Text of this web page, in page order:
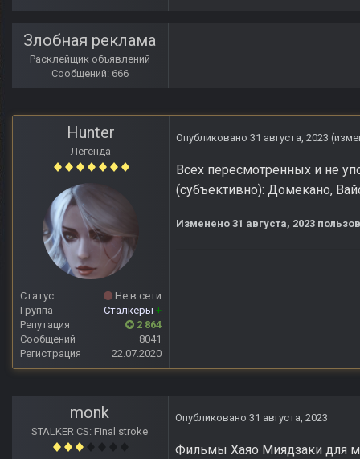
Злобная реклама
Расклейщик объявлений
Сообщений: 666
Hunter
Легенда
Статус
Не в сети
Группа
Сталкеры +
Репутация
2 864
Сообщений
8041
Регистрация
22.07.2020
Опубликовано 31 августа, 2023
Всех пересмотренных и не
(субъективно): Домекано,
Изменено 31 августа, 2023
monk
STALKER CS: Final stroke
Опубликовано 31 августа, 2023
Фильмы Хаяо Миядзаки для